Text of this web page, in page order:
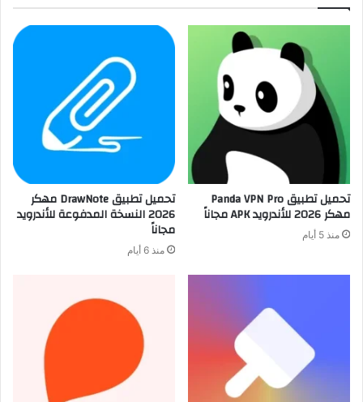
تحميل تطبيق Panda VPN Pro
مهكر 2026 للأندرويد APK مجاناً
منذ 5 أيام
تحميل تطبيق DrawNote مهكر
2026 النسخة المدفوعة للأندرويد
مجاناً
منذ 6 أيام